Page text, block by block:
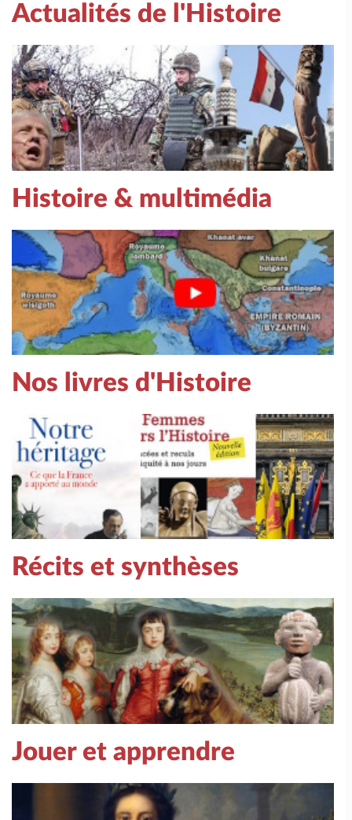
Actualités de l'Histoire
Histoire & multimédia
Nos livres d'Histoire
Récits et synthèses
Jouer et apprendre